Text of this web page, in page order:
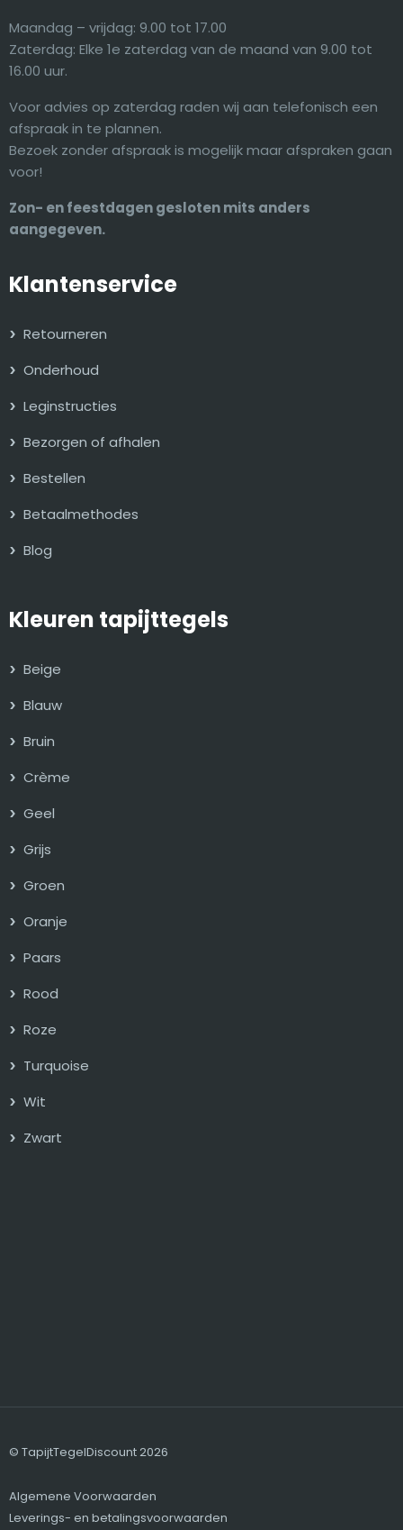
Maandag – vrijdag: 9.00 tot 17.00
Zaterdag: Elke 1e zaterdag van de maand van 9.00 tot
16.00 uur.
Voor advies op zaterdag raden wij aan telefonisch een
afspraak in te plannen.
Bezoek zonder afspraak is mogelijk maar afspraken gaan
voor!
Zon- en feestdagen gesloten mits anders
aangegeven.
Klantenservice
Retourneren
Onderhoud
Leginstructies
Bezorgen of afhalen
Bestellen
Betaalmethodes
Blog
Kleuren tapijttegels
Beige
Blauw
Bruin
Crème
Geel
Grijs
Groen
Oranje
Paars
Rood
Roze
Turquoise
Wit
Zwart
© TapijtTegelDiscount 2026
Algemene Voorwaarden
Leverings- en betalingsvoorwaarden